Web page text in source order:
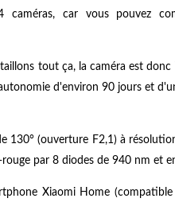
car vous pouvez
tout ça, la caméra est
d'environ 90 jours et
130° (ouverture F2,1) à
par 8 diodes de 940 nm et
Xiaomi Home